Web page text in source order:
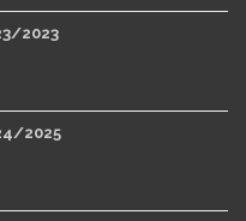
2023
2025